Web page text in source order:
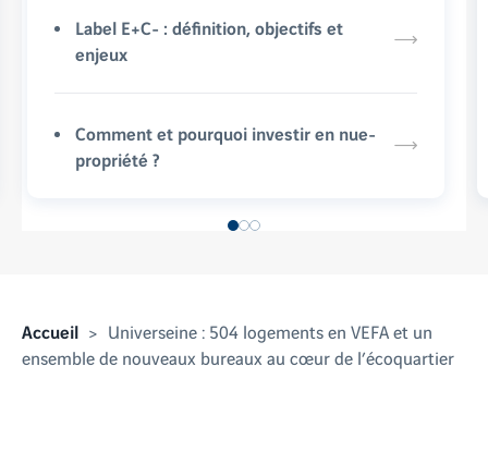
Label E+C- : définition, objectifs et
enjeux
Comment et pourquoi investir en nue-
propriété ?
Accueil
Universeine : 504 logements en VEFA et un
ensemble de nouveaux bureaux au cœur de l’écoquartier